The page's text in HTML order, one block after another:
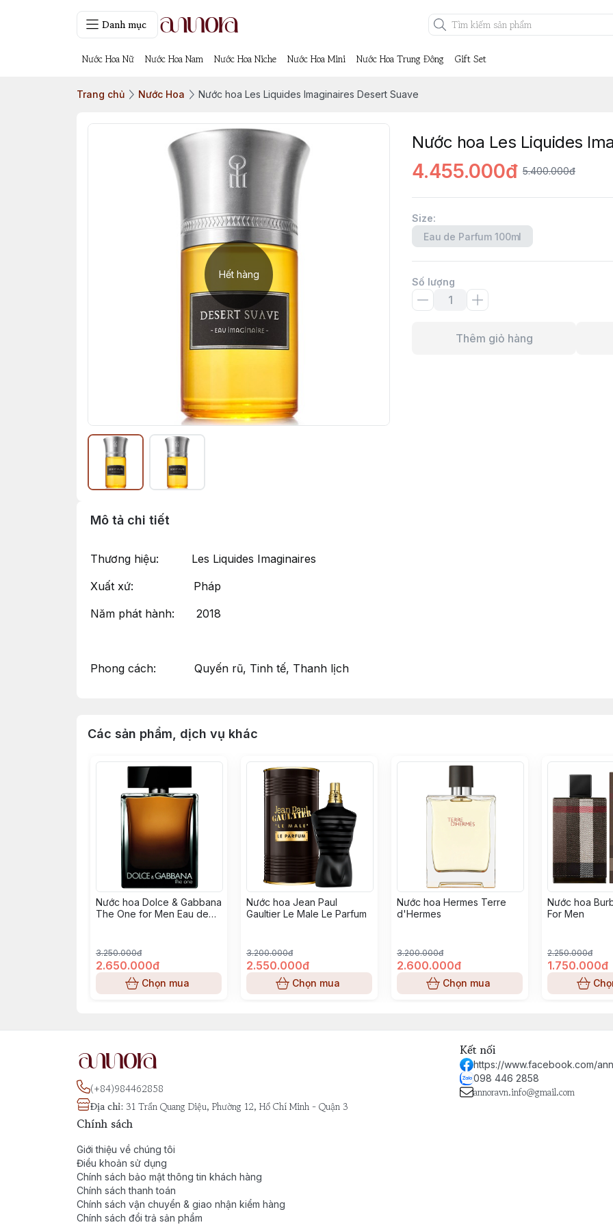
Danh mục
Nước Hoa Nữ Nước Hoa Nam Nước Hoa Niche Nước Hoa Mini Nước Hoa Trung Đông Gift Set
Trang chủ Nước Hoa Nước hoa Les Liquides Imaginaires Desert Suave
Hết hàng
Nước hoa Les Liquides
4.455.000đ 5.400.000đ
Size:
Eau de Parfum 100ml
Số lượng
Thêm giỏ hàng
Mô tả chi tiết
Thương hiệu: Les Liquides Imaginaires
Xuất xứ: Pháp
Năm phát hành: 2018
Phong cách: Quyến rũ, Tinh tế, Thanh lịch
Các sản phẩm, dịch vụ khác
Nước hoa Dolce & Gabbana
The One for Men Eau de
3.250.000đ
2.650.000đ
Chọn mua
Nước hoa Jean Paul
Gaultier Le Male Le Parfum
3.200.000đ
2.550.000đ
Chọn mua
Nước hoa Hermes Terre
d'Hermes
3.200.000đ
2.600.000đ
Chọn mua
Nước hoa
For Men
2.250.000đ
1.750.000đ
(+84)984462858
Địa chỉ: 31 Trần Quang Diệu, Phường 12, Hồ Chí Minh - Quận 3
Kết nối
https://www.facebook.com/
098 446 2858
annoravn.info@gmail.com
Chính sách
Giới thiệu về chúng tôi
Điều khoản sử dụng
Chính sách bảo mật thông tin khách hàng
Chính sách thanh toán
Chính sách vận chuyển & giao nhận kiểm hàng
Chính sách đổi trả sản phẩm